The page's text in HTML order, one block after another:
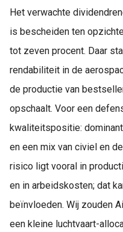
Het verwachte
is bescheiden ten
tot zeven procent. Daar
rendabiliteit in de
de productie van
opschaalt. Voor een
kwaliteitspositie:
en een mix van civiel en
risico ligt vooral in
en in arbeidskosten; dat
beïnvloeden. Wij zouden
een kleine luchtvaart-